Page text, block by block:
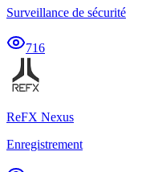
Surveillance de sécurité
716
ReFX Nexus
Enregistrement